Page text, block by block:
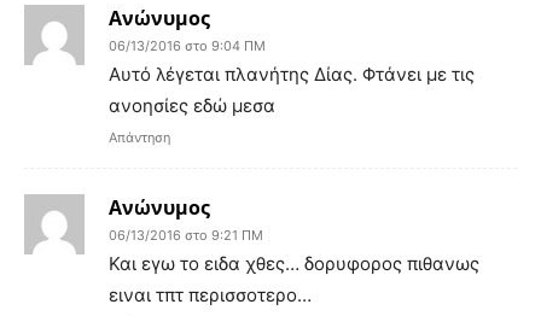
Ανώνυμος
06/13/2016 στο 9:04 ΠΜ
Αυτό λέγεται πλανήτης Δίας. Φτάνει με τις
ανοησίες εδώ μεσα
Απάντηση
Ανώνυμος
06/13/2016 στο 9:21 ΠΜ
Και εγω το ειδα χθες… δορυφορος πιθανως
ειναι τπτ περισσοτερο…